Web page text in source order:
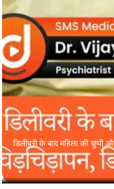
डिलीवरी के बाद महिला की चुप्पी